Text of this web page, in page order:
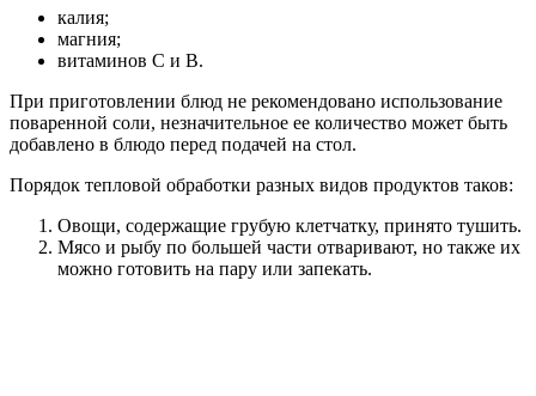
калия;
магния;
витаминов C и B.
При приготовлении блюд не рекомендовано использование
поваренной соли, незначительное ее количество может быть
добавлено в блюдо перед подачей на стол.
Порядок тепловой обработки разных видов продуктов таков:
Овощи, содержащие грубую клетчатку, принято тушить.
Мясо и рыбу по большей части отваривают, но также их
можно готовить на пару или запекать.